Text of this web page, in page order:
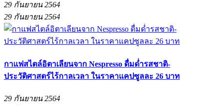
29 กันยายน 2564
29 กันยายน 2564
กาแฟสไตล์อิตาเลียนจาก Nespresso ดื่มด่ำรสชาติ-
ประวัติศาสตร์ไร้กาลเวลา ในราคาแคปซูลละ 26 บาท
29 กันยายน 2564